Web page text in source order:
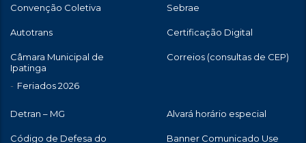
Convenção Coletiva Sebrae
Autotrans Certificação Digital
Câmara Municipal de
Ipatinga
Feriados 2026
Correios (consultas de CEP)
Detran – MG Alvará horário especial
Código de Defesa do Banner Comunicado Use